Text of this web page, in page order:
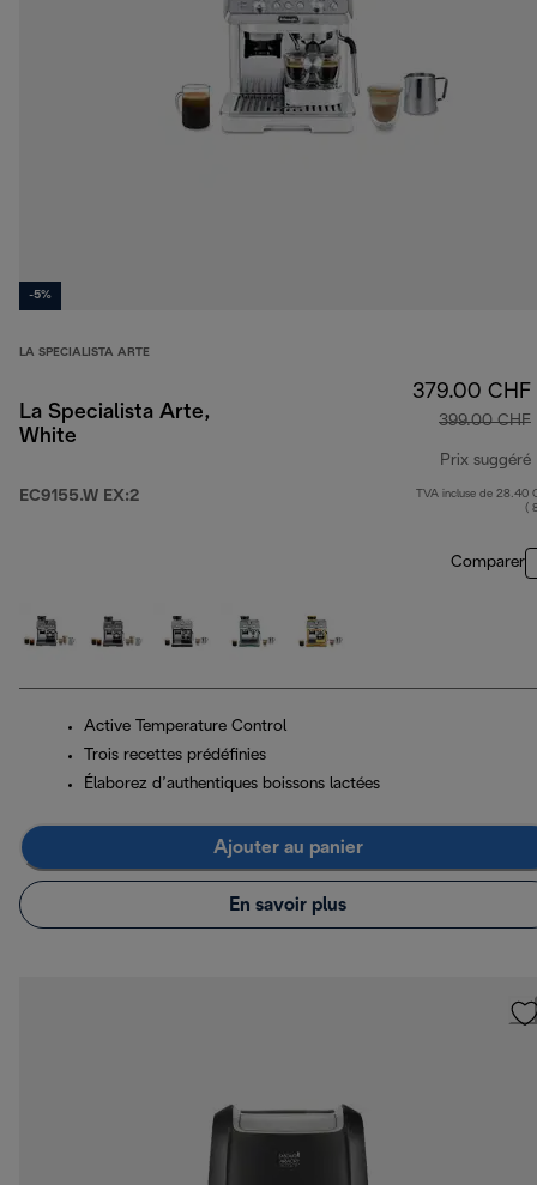
-5%
LA SPECIALISTA ARTE
La Specialista Arte,
White
EC9155.W EX:2
379.00 CHF
399.00 CHF
Prix suggéré
TVA incluse de 28.40
(
Comparer
Active Temperature Control
Trois recettes prédéfinies
Élaborez d’authentiques boissons lactées
Ajouter au panier
En savoir plus